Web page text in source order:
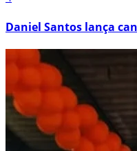
Daniel Santos lança